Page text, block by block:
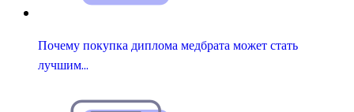
Почему покупка диплома медбрата может стать
лучшим…